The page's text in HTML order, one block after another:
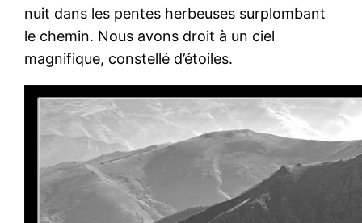
nuit dans les pentes herbeuses surplombant
le chemin. Nous avons droit à un ciel
magnifique, constellé d’étoiles.